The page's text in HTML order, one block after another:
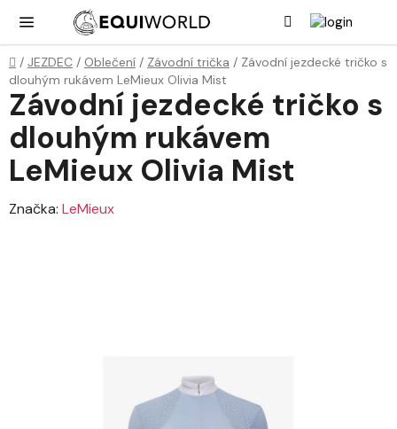
obsah
Domů
/ JEZDEC / Oblečení / Závodní trička / Závodní jezdecké tričko s
dlouhým rukávem LeMieux Olivia Mist
Závodní jezdecké tričko s
dlouhým rukávem
LeMieux Olivia Mist
Značka: LeMieux